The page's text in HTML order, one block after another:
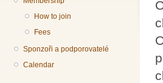
How to join
Fees
Sponzoři a podporovatelé
Calendar